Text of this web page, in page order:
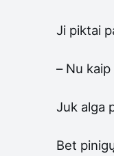
Ji piktai
– Nu
Juk alga
Bet